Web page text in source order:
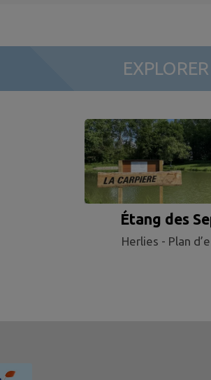
Étang des
Fontaines
Herlies - Plan